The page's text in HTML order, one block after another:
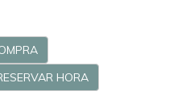
HORA